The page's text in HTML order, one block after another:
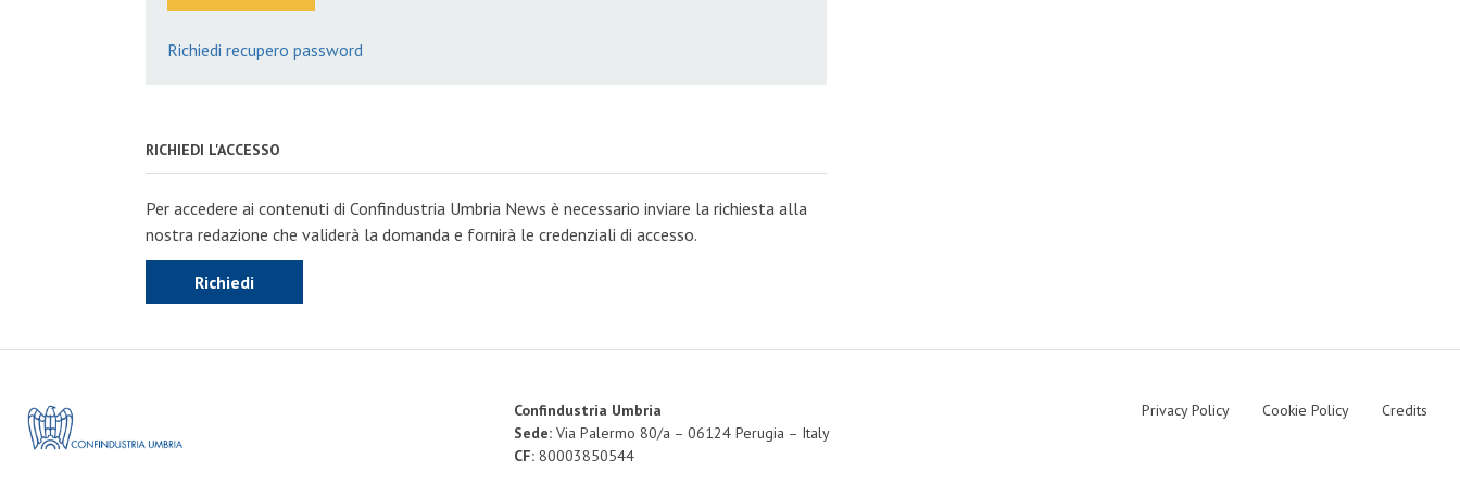
Richiedi recupero password
RICHIEDI L'ACCESSO
Per accedere ai contenuti di Confindustria Umbria News è necessario inviare la richiesta alla
nostra redazione che validerà la domanda e fornirà le credenziali di accesso.
Richiedi
Confindustria Umbria
Sede: Via Palermo 80/a – 06124 Perugia – Italy
CF: 80003850544
Privacy Policy Cookie Policy Credits